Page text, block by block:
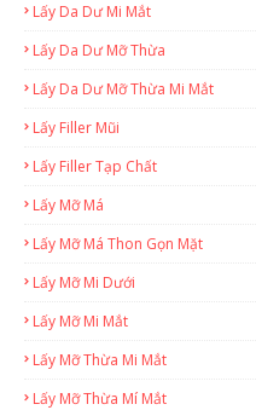
Lấy Da Dư Mi Mắt
Lấy Da Dư Mỡ Thừa
Lấy Da Dư Mỡ Thừa Mi Mắt
Lấy Filler Mũi
Lấy Filler Tạp Chất
Lấy Mỡ Má
Lấy Mỡ Má Thon Gọn Mặt
Lấy Mỡ Mi Dưới
Lấy Mỡ Mi Mắt
Lấy Mỡ Thừa Mi Mắt
Lấy Mỡ Thừa Mí Mắt